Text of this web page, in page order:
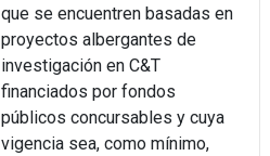
que se encuentren basadas en
proyectos albergantes de
investigación en C&T
financiados por fondos
públicos concursables y cuya
vigencia sea, como mínimo,